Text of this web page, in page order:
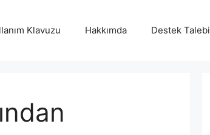
Klavuzu Hakkımda Destek Talebi